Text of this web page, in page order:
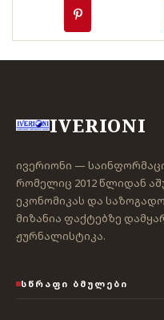
IVERIONI
ივერიონი —
რომელიც 2012 წლიდან
ეკონომიკას და
მიზანია ფაქტებზე
ჟურნალისტიკა.
ᲡᲬᲠᲐᲤᲘ ᲑᲛᲣᲚᲔᲑᲘ